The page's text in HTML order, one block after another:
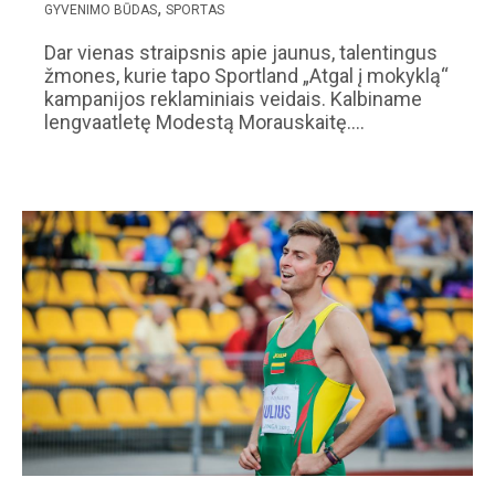
GYVENIMO BŪDAS SPORTAS
Dar vienas straipsnis apie jaunus, talentingus
žmones, kurie tapo Sportland „Atgal į mokyklą“
kampanijos reklaminiais veidais. Kalbiname
lengvaatletę Modestą Morauskaitę.…